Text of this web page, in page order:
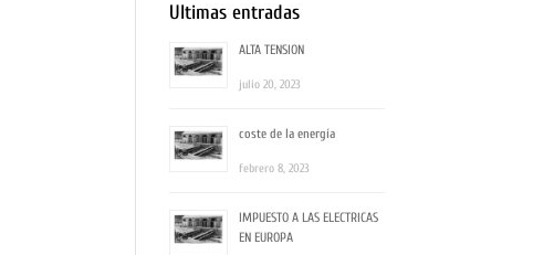
Ultimas entradas
ALTA TENSION
julio 20, 2023
coste de la energía
febrero 8, 2023
IMPUESTO A LAS ELECTRICAS
EN EUROPA